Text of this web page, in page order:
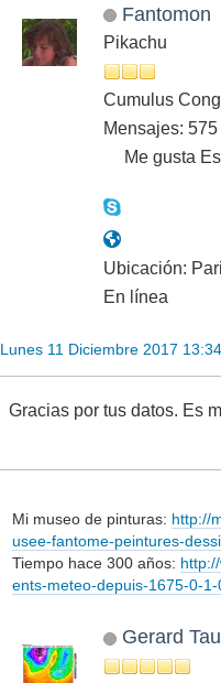
Fantomon
Pikachu
Cumulus
Mensajes: 575
Me gusta
Ubicación:
En línea
Lunes 11 Diciembre 2017
Gracias por tus datos. Es
Mi museo de pinturas: http://
usee-fantome-peintures-
Tiempo hace 300 años:
ents-meteo-depuis-1675-0-
Gerard